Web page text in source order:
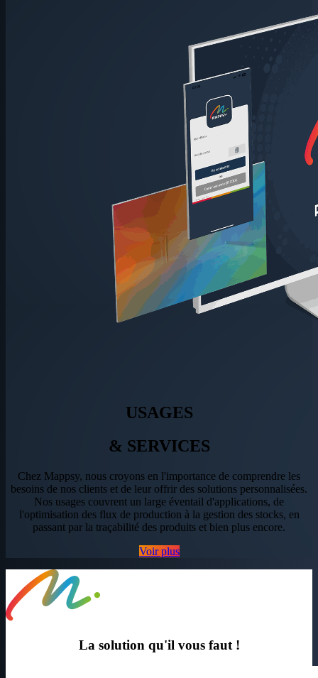
USAGES
& SERVICES
Chez Mappsy, nous croyons en l'importance de comprendre les
besoins de nos clients et de leur offrir des solutions personnalisées.
Nos usages couvrent un large éventail d'applications, de
l'optimisation des flux de production à la gestion des stocks, en
passant par la traçabilité des produits et bien plus encore.
Voir plus
La solution qu'il vous faut !